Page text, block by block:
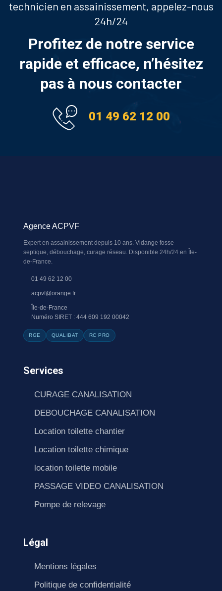
technicien en assainissement, appelez-nous
24h/24
Profitez de notre service
rapide et efficace, n’hésitez
pas à nous contacter
01 49 62 12 00
Agence ACPVF
Expert en assainissement depuis 10 ans. Vidange fosse
septique, débouchage, curage réseau. Disponible 24h/24 en Île-
de-France.
01 49 62 12 00
acpvf@orange.fr
Île-de-France
Numéro SIRET : 444 609 192 00042
RGE QUALIBAT RC PRO
Services
CURAGE CANALISATION
DEBOUCHAGE CANALISATION
Location toilette chantier
Location toilette chimique
location toilette mobile
PASSAGE VIDEO CANALISATION
Pompe de relevage
Légal
Mentions légales
Politique de confidentialité